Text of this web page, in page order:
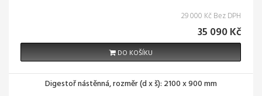
29 000 Kč Bez DPH
35 090 Kč
DO KOŠÍKU
Digestoř nástěnná, rozměr (d x š): 2100 x 900 mm